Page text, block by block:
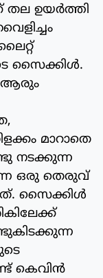
ഉയര്‍ത്തി
ലൈറ്റ്
സൈക്കിള്‍.
ആരും
മാറാതെ
നടക്കുന്ന
ഒരു തെരുവ്
സൈക്കിള്‍
കെവിന്‍